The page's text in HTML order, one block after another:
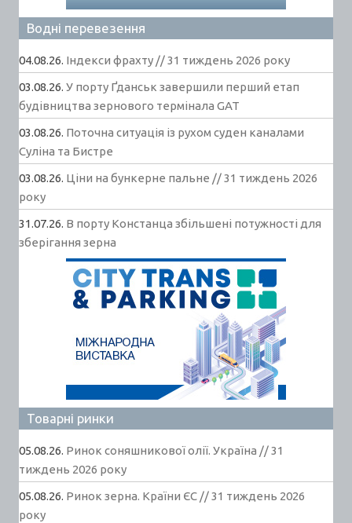
Водні перевезення
04.08.26. Індекси фрахту // 31 тиждень 2026 року
03.08.26. У порту Ґданськ завершили перший етап
будівництва зернового термінала GAT
03.08.26. Поточна ситуація із рухом суден каналами
Суліна та Бистре
03.08.26. Ціни на бункерне пальне // 31 тиждень 2026
року
31.07.26. В порту Констанца збільшені потужності для
зберігання зерна
Товарні ринки
05.08.26. Ринок соняшникової олії. Україна // 31
тиждень 2026 року
05.08.26. Ринок зерна. Країни ЄС // 31 тиждень 2026
року